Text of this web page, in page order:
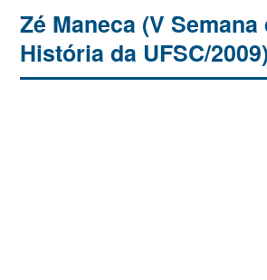
Zé Maneca (V Semana
História da UFSC/2009)